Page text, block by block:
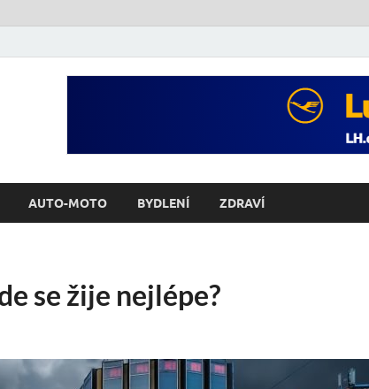
AUTO-MOTO BYDLENÍ ZDRAVÍ
se žije nejlépe?